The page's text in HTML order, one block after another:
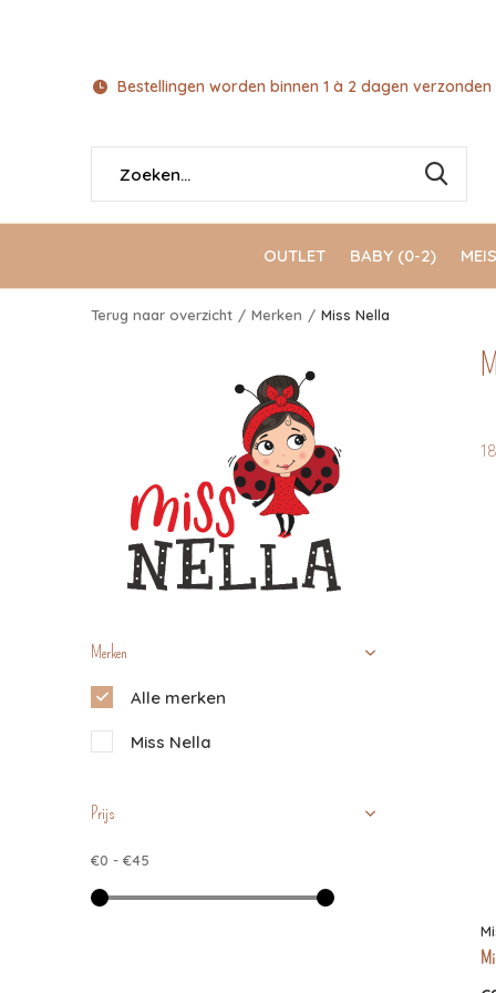
OUTLET BABY (0-2)
Bestellingen worden binnen 1 à 2 dagen
Terug naar overzicht Merken Miss Nella
Merken
Alle merken
Miss Nella
Prijs
€0 - €45